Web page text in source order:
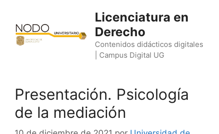
contenido
Licenciatura en
Derecho
Contenidos didácticos digitales
| Campus Digital UG
Presentación. Psicología
de la mediación